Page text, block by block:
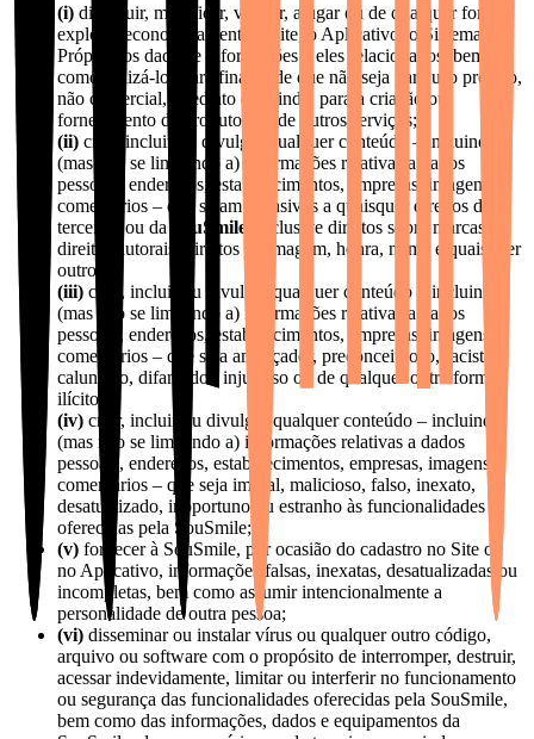
(i) distribuir, modificar, vender, alugar ou de qualquer forma
explorar economicamente o Site, o Aplicativo, o Sistema
Próprio, os dados e informações a eles relacionados, bem
como utilizá-los para finalidade que não seja para uso próprio,
não comercial, imediato ou, ainda, para a criação ou
fornecimento de produtos ou de outros serviços;
(ii) criar, incluir ou divulgar qualquer conteúdo – incluindo
(mas não se limitando a) informações relativas a dados
pessoais, endereços, estabelecimentos, empresas, imagens e
comentários – que sejam ofensivos a quaisquer direitos de
terceiros ou da
SouSmile
, inclusive direitos sobre marcas,
direitos autorais, direitos de imagem, honra, nome e quaisquer
outros;
(iii) criar, incluir ou divulgar qualquer conteúdo – incluindo
(mas não se limitando a) informações relativas a dados
pessoais, endereços, estabelecimentos, empresas, imagens e
comentários – que seja ameaçador, preconceituoso, racista,
calunioso, difamador, injurioso ou de qualquer outra forma
ilícito;
(iv) criar, incluir ou divulgar qualquer conteúdo – incluindo
(mas não se limitando a) informações relativas a dados
pessoais, endereços, estabelecimentos, empresas, imagens e
comentários – que seja imoral, malicioso, falso, inexato,
desatualizado, inoportuno ou estranho às funcionalidades
oferecidas pela SouSmile;
(v) fornecer à SouSmile, por ocasião do cadastro no Site ou
no Aplicativo, informações falsas, inexatas, desatualizadas ou
incompletas, bem como assumir intencionalmente a
personalidade de outra pessoa;
(vi) disseminar ou instalar vírus ou qualquer outro código,
arquivo ou software com o propósito de interromper, destruir,
acessar indevidamente, limitar ou interferir no funcionamento
ou segurança das funcionalidades oferecidas pela SouSmile,
bem como das informações, dados e equipamentos da